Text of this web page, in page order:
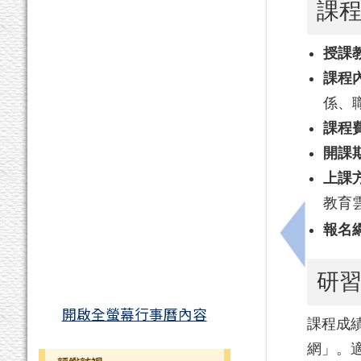
開啟全螢幕行事曆內容
上一筆：
課
授課
課程
係、
課程
開課
上課
教育
報名
研
課程成
網」。